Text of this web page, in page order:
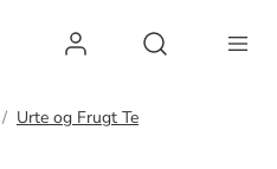
Log ind
Urte og Frugt Te